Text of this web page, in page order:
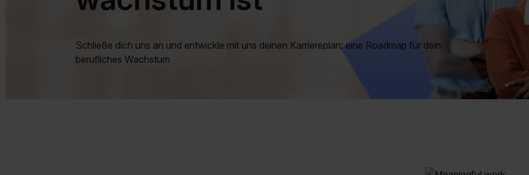
Schließe dich uns an und entwickle mit uns deinen Karriereplan: eine Roadmap für dein
berufliches Wachstum